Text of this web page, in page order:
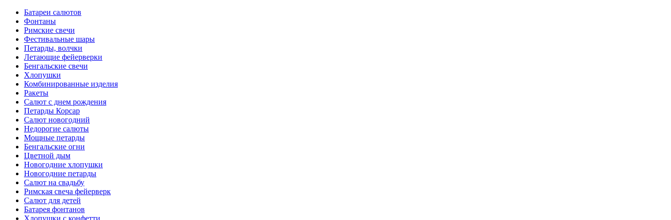
Батареи салютов
Фонтаны
Римские свечи
Фестивальные шары
Петарды, волчки
Летающие фейерверки
Бенгальские свечи
Хлопушки
Комбинированные изделия
Ракеты
Салют с днем рождения
Петарды Корсар
Салют новогодний
Недорогие салюты
Мощные петарды
Бенгальские огни
Цветной дым
Новогодние хлопушки
Новогодние петарды
Салют на свадьбу
Римская свеча фейерверк
Салют для детей
Батарея фонтанов
Хлопушки с конфетти